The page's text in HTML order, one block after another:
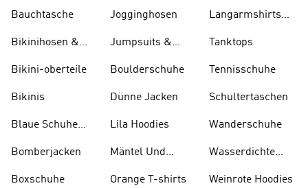
Bauchtasche
Bikinihosen &
Bikini-oberteile
Bikinis
Blaue Schuhe
Bomberjacken
Boxschuhe
Jogginghosen
Jumpsuits &
Boulderschuhe
Dünne Jacken
Lila Hoodies
Mäntel Und
Orange T-shirts
Langarmshirts
Tanktops
Tennisschuhe
Schultertaschen
Wanderschuhe
Wasserdichte
Weinrote Hoodies